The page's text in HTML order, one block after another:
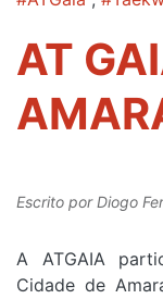
AT
Escrito porDiogo
A ATGAIA
Cidade de